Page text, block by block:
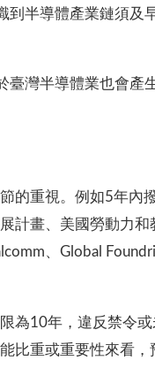
半導體產業鏈須及
臺灣半導體業也會產
的重視。例如5年內
計畫、美國勞動力和
、Global
為10年，違反禁令
比重或重要性來看，